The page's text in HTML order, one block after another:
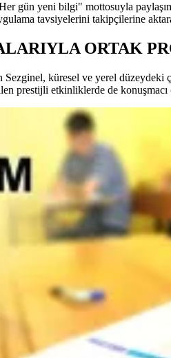
gün yeni bilgi" mottosuyla
tavsiyelerini takipçilerine
ORTAK
küresel ve yerel
prestijli etkinliklerde de